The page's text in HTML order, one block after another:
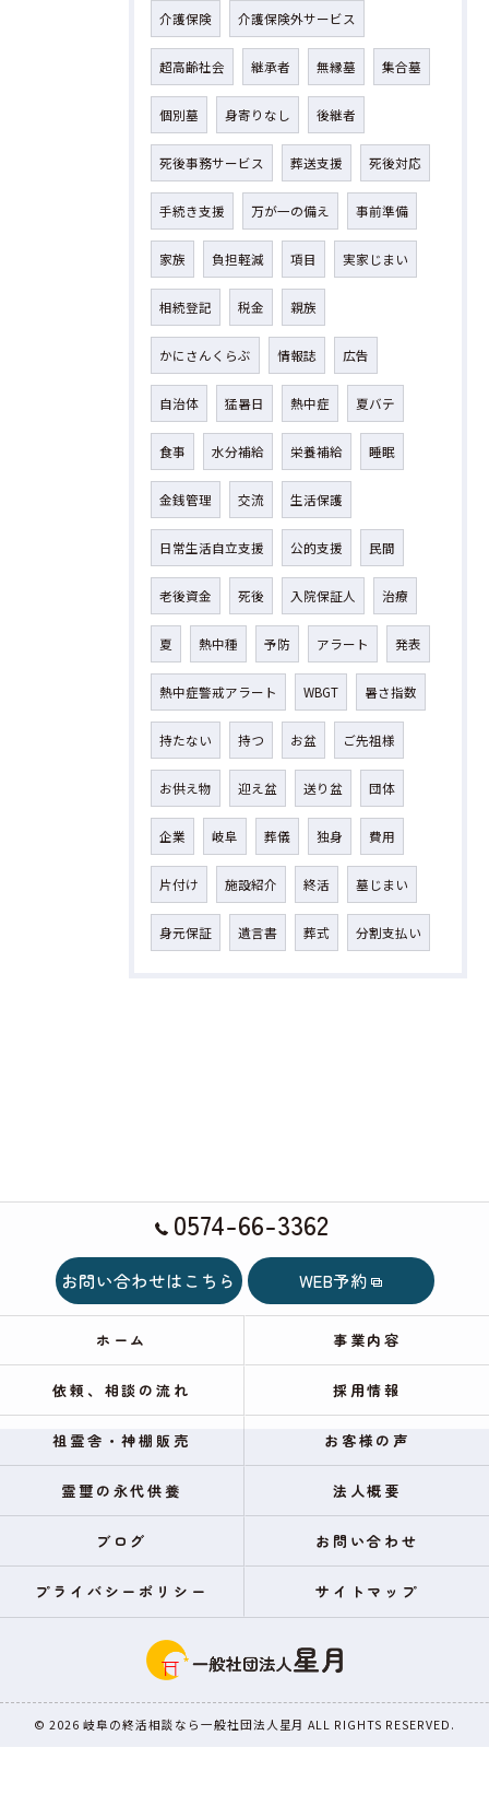
介護保険 介護保険外サービス
超高齢社会 継承者 無縁墓 集合墓
個別墓 身寄りなし 後継者
死後事務サービス 葬送支援 死後対応
手続き支援 万が一の備え 事前準備
家族 負担軽減 項目 実家じまい
相続登記 税金 親族
かにさんくらぶ 情報誌 広告
自治体 猛暑日 熱中症 夏バテ
食事 水分補給 栄養補給 睡眠
金銭管理 交流 生活保護
日常生活自立支援 公的支援 民間
老後資金 死後 入院保証人 治療
夏 熱中種 予防 アラート 発表
熱中症警戒アラート WBGT 暑さ指数
持たない 持つ お盆 ご先祖様
お供え物 迎え盆 送り盆 団体
企業 岐阜 葬儀 独身 費用
片付け 施設紹介 終活 墓じまい
身元保証 遺言書 葬式 分割支払い
0574-66-3362
お問い合わせはこちら WEB予約
ホーム 事業内容
依頼、相談の流れ 採用情報
祖霊舎・神棚販売 お客様の声
霊璽の永代供養 法人概要
ブログ お問い合わせ
プライバシーポリシー サイトマップ
© 2026 岐阜の終活相談なら一般社団法人星月 ALL RIGHTS RESERVED.